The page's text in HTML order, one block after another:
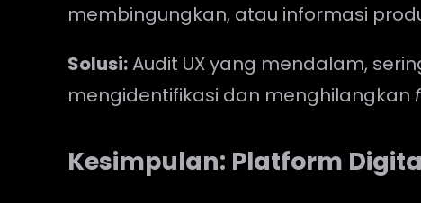
membingungkan, atau informasi
Solusi:Audit UX yang mendalam,
mengidentifikasi dan menghilangkan
Kesimpulan: Platform